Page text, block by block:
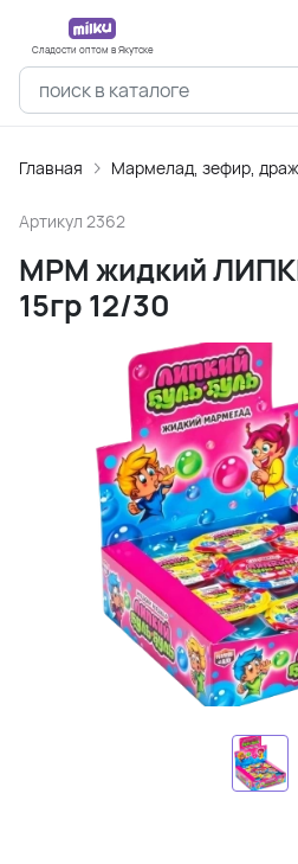
Сладости оптом в Якутске
Главная Мармелад, зефир,
Артикул 2362
МРМ жидкий
15гр 12/30